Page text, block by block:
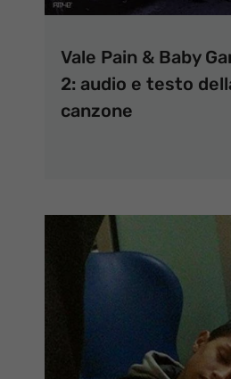
Vale Pain & Baby
2: audio e testo
canzone